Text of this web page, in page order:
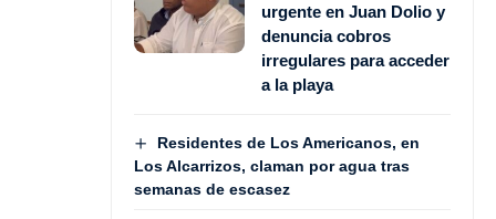
urgente en Juan Dolio y
denuncia cobros
irregulares para acceder
a la playa
Residentes de Los Americanos, en
Los Alcarrizos, claman por agua tras
semanas de escasez